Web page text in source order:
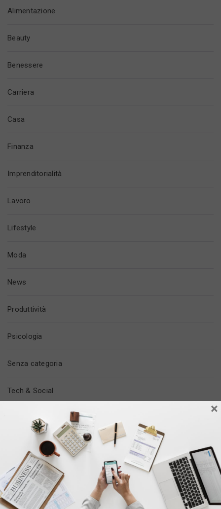
Alimentazione
Beauty
Benessere
Carriera
Casa
Finanza
Imprenditorialità
Lavoro
Lifestyle
Moda
News
Produttività
Psicologia
Senza categoria
Tech & Social
Tempo Libero
Trovare Lavoro
Vita In Ufficio
×